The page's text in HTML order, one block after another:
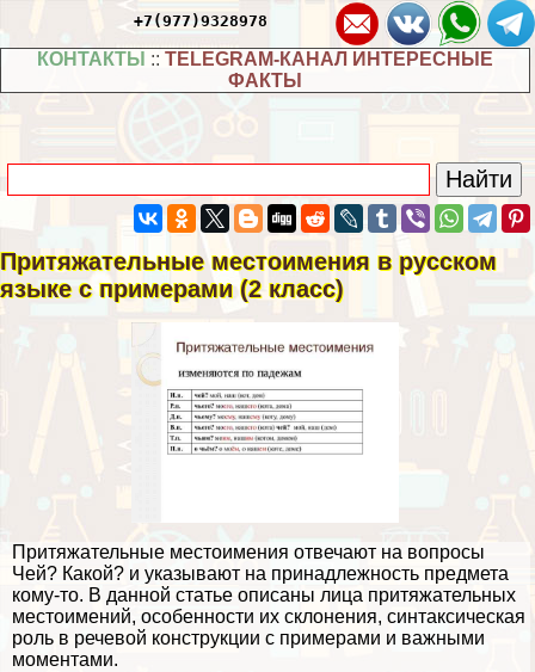
+7(977)9328978
КОНТАКТЫ :: TELEGRAM-КАНАЛ ИНТЕРЕСНЫЕ
ФАКТЫ
Притяжательные местоимения в русском
языке с примерами (2 класс)
Притяжательные местоимения отвечают на вопросы
Чей? Какой? и указывают на принадлежность предмета
кому-то. В данной статье описаны лица притяжательных
местоимений, особенности их склонения, синтаксическая
роль в речевой конструкции с примерами и важными
моментами.